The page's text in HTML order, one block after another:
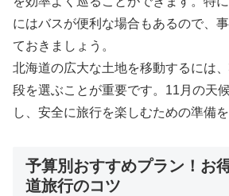
にはバスが便利な場合もあるので、
ておきましょう。
北海道の広大な土地を移動するには
段を選ぶことが重要です。11月の天
し、安全に旅行を楽しむための準備を
予算別おすすめプラン！お
道旅行のコツ